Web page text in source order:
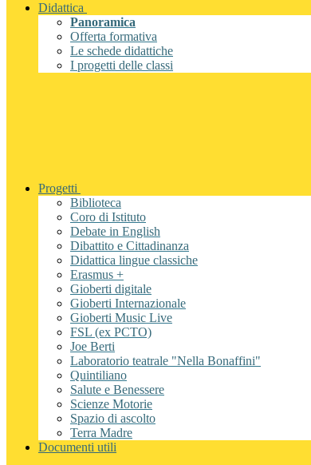
Didattica
Panoramica
Offerta formativa
Le schede didattiche
I progetti delle classi
Progetti
Biblioteca
Coro di Istituto
Debate in English
Dibattito e Cittadinanza
Didattica lingue classiche
Erasmus +
Gioberti digitale
Gioberti Internazionale
Gioberti Music Live
FSL (ex PCTO)
Joe Berti
Laboratorio teatrale "Nella Bonaffini"
Quintiliano
Salute e Benessere
Scienze Motorie
Spazio di ascolto
Terra Madre
Documenti utili